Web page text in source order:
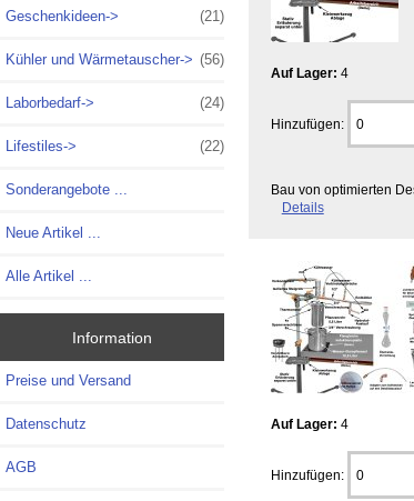
Geschenkideen-> (21)
Kühler und Wärmetauscher-> (56)
Laborbedarf-> (24)
Lifestiles-> (22)
Sonderangebote ...
Neue Artikel ...
Alle Artikel ...
Information
Preise und Versand
Datenschutz
AGB
Auf Lager: 4
Hinzufügen:
Bau von optimierten
Details
Auf Lager: 4
Hinzufügen: